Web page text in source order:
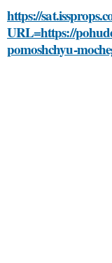
https://
URL=https://
pomoshchyu-